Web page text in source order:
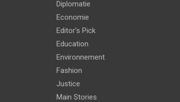
Diplomatie
Economie
Editor's Pick
Education
Environnement
Fashion
Justice
Main Stories